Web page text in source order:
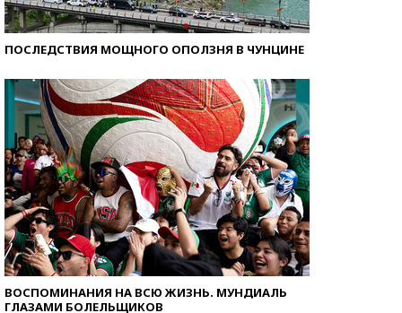
ПОСЛЕДСТВИЯ МОЩНОГО ОПОЛЗНЯ В ЧУНЦИНЕ
ВОСПОМИНАНИЯ НА ВСЮ ЖИЗНЬ. МУНДИАЛЬ
ГЛАЗАМИ БОЛЕЛЬЩИКОВ